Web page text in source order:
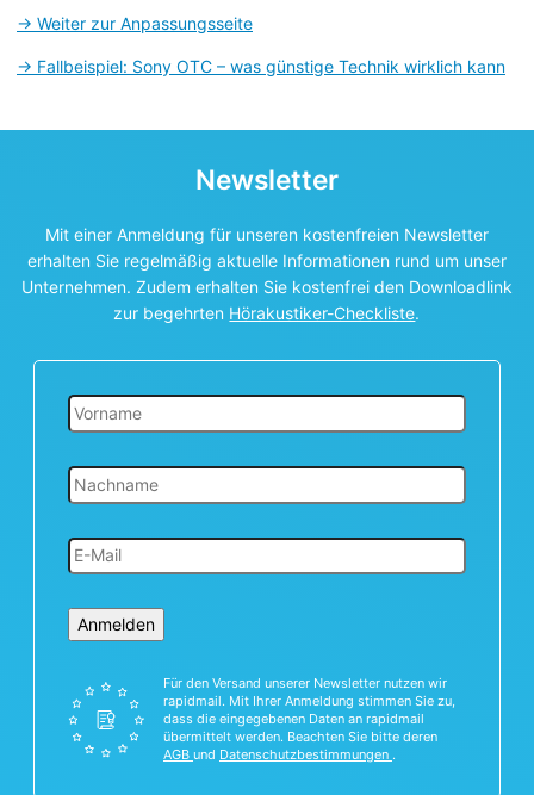
→ Weiter zur Anpassungsseite
→ Fallbeispiel: Sony OTC – was günstige Technik wirklich kann
Newsletter
Mit einer Anmeldung für unseren kostenfreien Newsletter
erhalten Sie regelmäßig aktuelle Informationen rund um unser
Unternehmen. Zudem erhalten Sie kostenfrei den Downloadlink
zur begehrten Hörakustiker-Checkliste.
Anmelden
Für den Versand unserer Newsletter nutzen wir
rapidmail. Mit Ihrer Anmeldung stimmen Sie zu,
dass die eingegebenen Daten an rapidmail
übermittelt werden. Beachten Sie bitte deren
AGB und Datenschutzbestimmungen .